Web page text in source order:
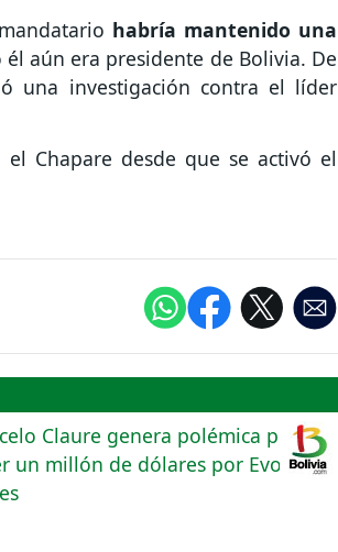
habría mantenido una
él aún era presidente de Bolivia. De
una investigación contra el líder
Chapare desde que se activó el